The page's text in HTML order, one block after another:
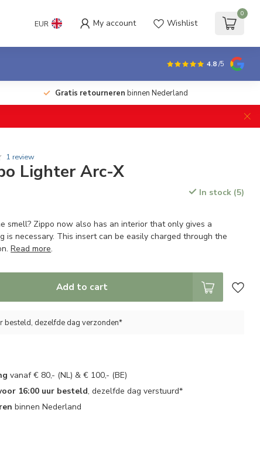
EUR My account Wishlist
0
4.8/5
Gratis retourneren binnen Nederland
1 review
Lighter Arc-X
In stock (5)
smell? Zippo now also has an interior that only gives a
is necessary. This insert can be easily charged through the
Read more.
Add to cart
besteld, dezelfde dag verzonden*
vanaf € 80,- (NL) & € 100,- (BE)
16:00 uur besteld, dezelfde dag verstuurd*
binnen Nederland